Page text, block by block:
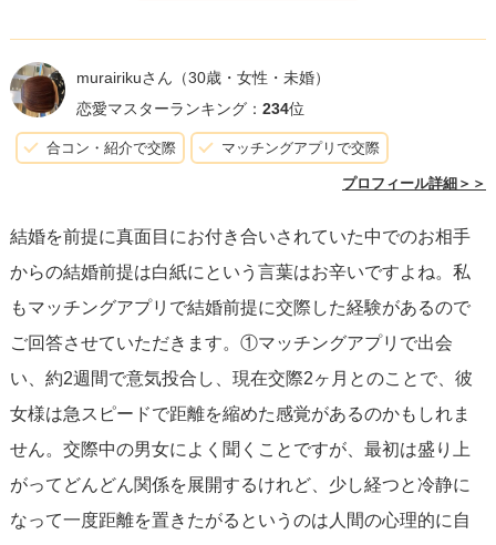
うのはごもっともです。
でも、彼女には彼女の言い分があります。そしてそれをお
互いに許し合い、認め合っていくのが愛情であり、その先
あなたが結婚に焦る気持ちは分かりますが、私も30歳にな
るまで様々な恋愛をし、成熟したからこそ許せる夫の悪い
面もあると思っています。だからこそ今お二人が向き合う
時間がどれほど大切で意味がある時間か、お伝えしたいで
す。
少し先に伸びてしまったお二人の結婚というゴールを、ど
うか楽しみに、今の付き合いたての時間も大切に過ごして
みてください。
murairikuさん （30歳・女性・未婚）
恋愛マスターランキング： 234位
合コン・紹介で交際 マッチングアプリで交際
プロフィール詳細＞＞
結婚を前提に真面目にお付き合いされていた中でのお相手
からの結婚前提は白紙にという言葉はお辛いですよね。私
もマッチングアプリで結婚前提に交際した経験があるので
ご回答させていただきます。①マッチングアプリで出会
い、約2週間で意気投合し、現在交際2ヶ月とのことで、彼
女様は急スピードで距離を縮めた感覚があるのかもしれま
せん。交際中の男女によく聞くことですが、最初は盛り上
がってどんどん関係を展開するけれど、少し経つと冷静に
なって一度距離を置きたがるというのは人間の心理的に自